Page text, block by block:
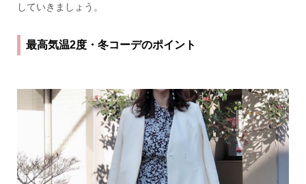
していきましょう。
最高気温2度・冬コーデのポイント